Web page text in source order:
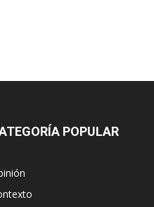
POPULAR